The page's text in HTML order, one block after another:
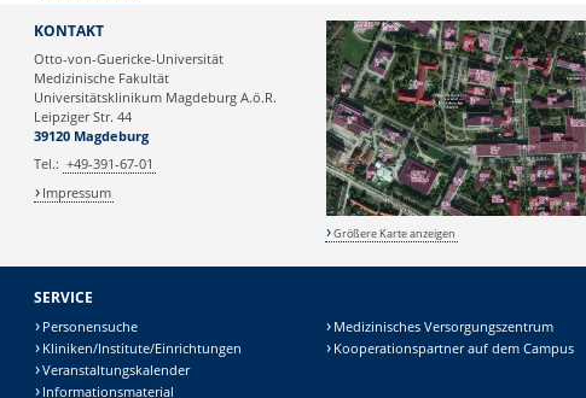
KONTAKT
Otto-von-Guericke-Universität
Medizinische Fakultät
Universitätsklinikum Magdeburg A.ö.R.
Leipziger Str. 44
39120 Magdeburg
Tel.: +49-391-67-01
Impressum
Größere Karte anzeigen
SERVICE
Personensuche
Kliniken/Institute/Einrichtungen
Veranstaltungskalender
Informationsmaterial
Medizinisches Versorgungszentrum
Kooperationspartner auf dem Campus